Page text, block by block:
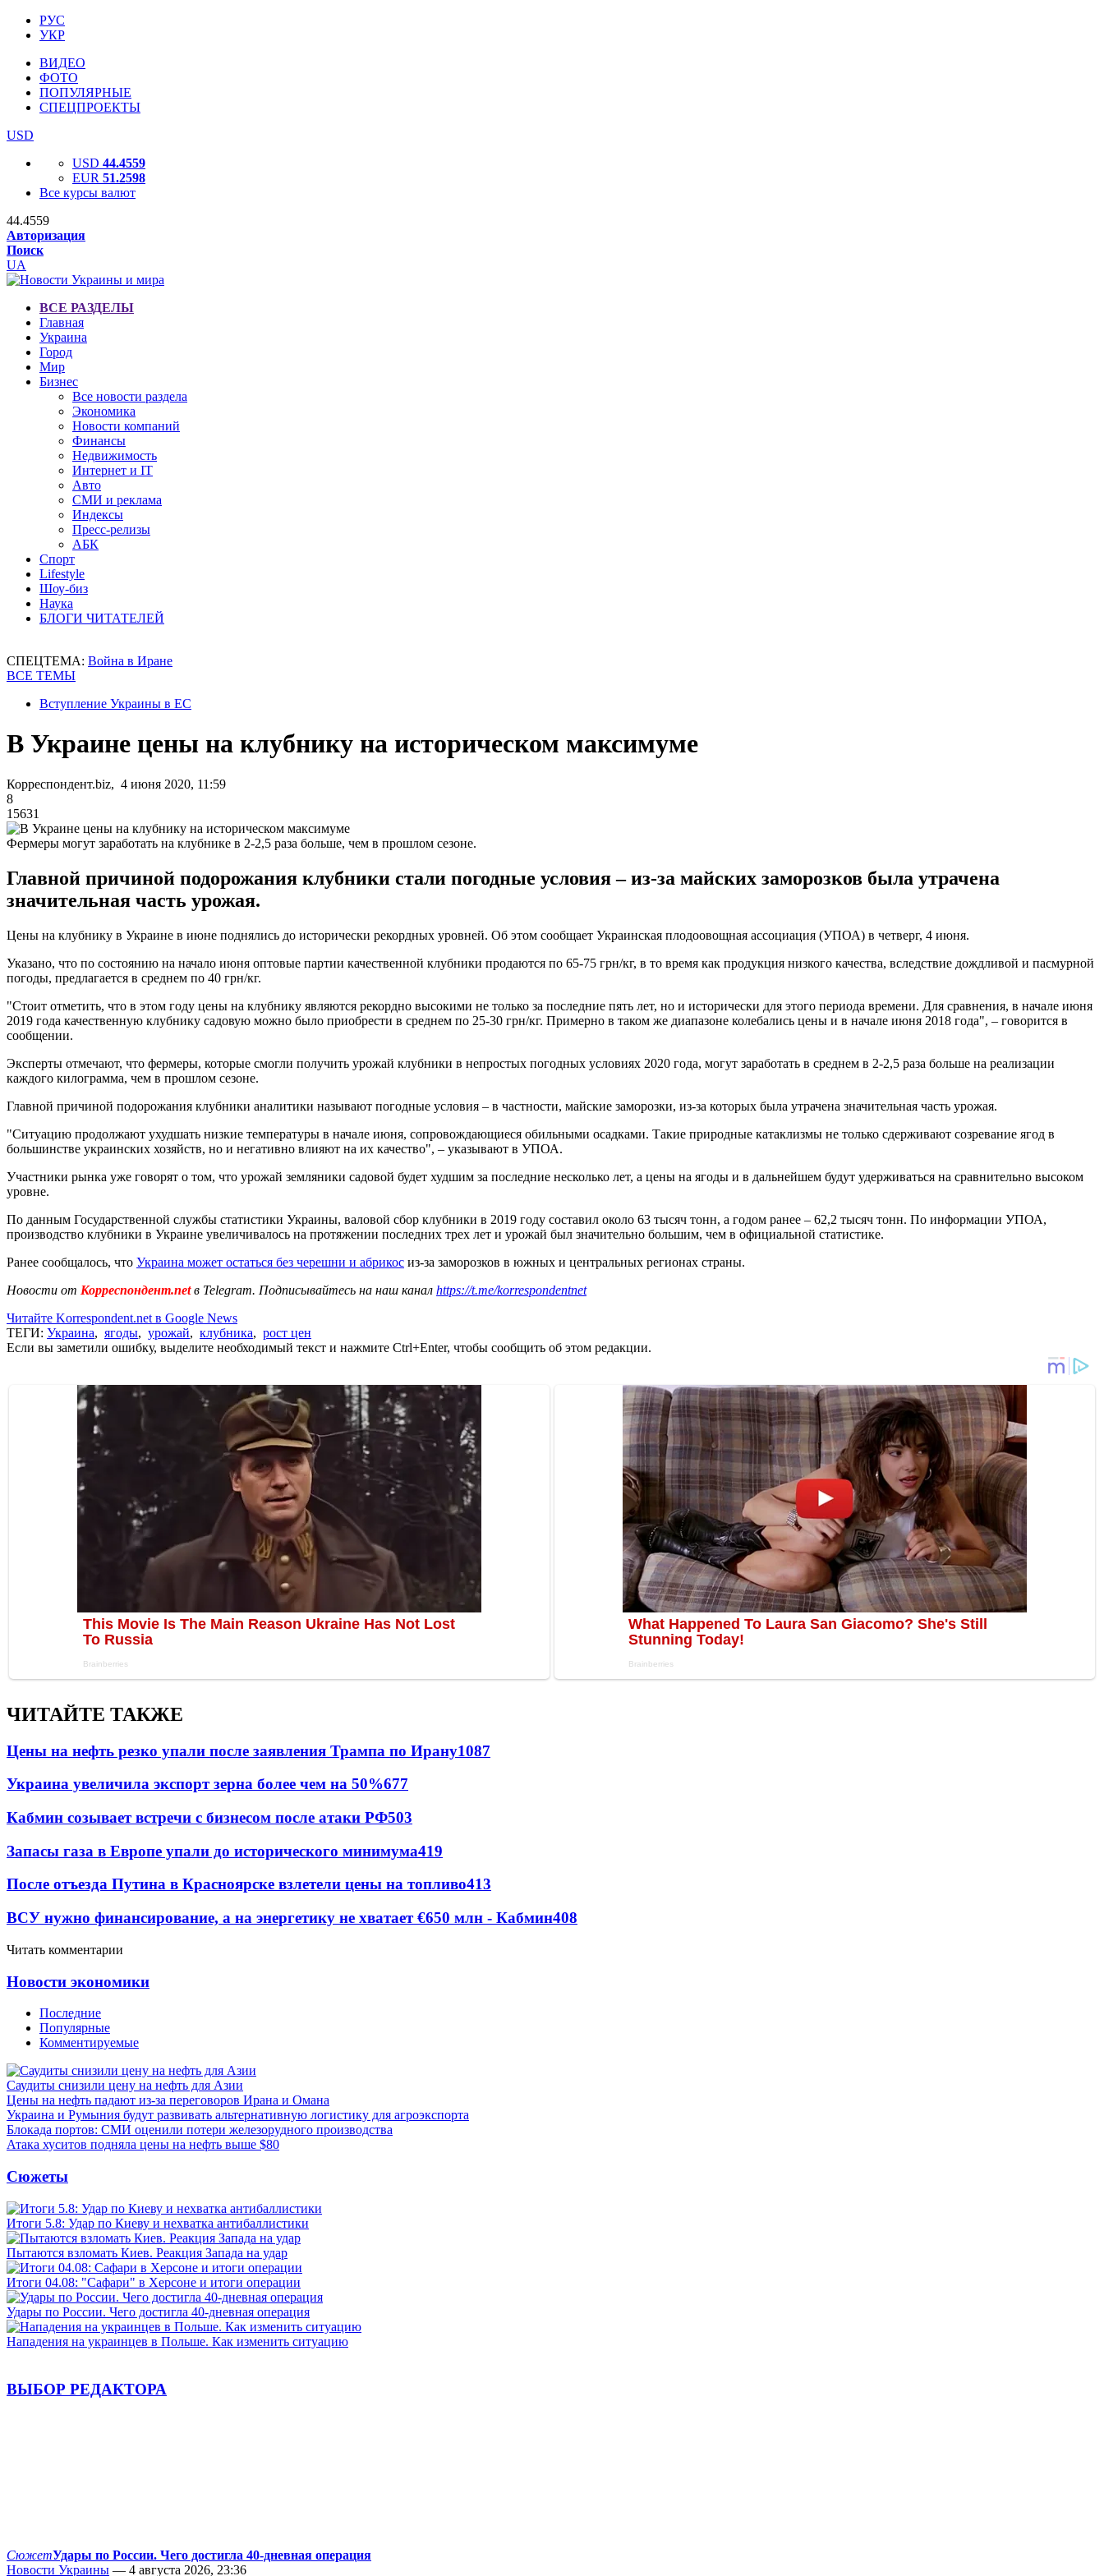
РУС
УКР
ВИДЕО
ФОТО
ПОПУЛЯРНЫЕ
СПЕЦПРОЕКТЫ
USD
USD 44.4559
EUR 51.2598
Все курсы валют
44.4559
Авторизация
Поиск
UA
ВСЕ РАЗДЕЛЫ
Главная
Украина
Город
Мир
Бизнес
Все новости раздела
Экономика
Новости компаний
Финансы
Недвижимость
Интернет и IT
Авто
СМИ и реклама
Индексы
Пресс-релизы
АБК
Спорт
Lifestyle
Шоу-биз
Наука
БЛОГИ ЧИТАТЕЛЕЙ
СПЕЦТЕМА: Война в Иране
ВСЕ ТЕМЫ
Вступление Украины в ЕС
В Украине цены на клубнику на историческом максимуме
Корреспондент.biz, 4 июня 2020, 11:59
8
15631
Фермеры могут заработать на клубнике в 2-2,5 раза больше, чем в прошлом сезоне.
Главной причиной подорожания клубники стали погодные условия – из-за майских заморозков была утрачена
значительная часть урожая.
Цены на клубнику в Украине в июне поднялись до исторически рекордных уровней. Об этом сообщает Украинская плодоовощная ассоциация (УПОА) в четверг, 4 июня.
Указано, что по состоянию на начало июня оптовые партии качественной клубники продаются по 65-75 грн/кг, в то время как продукция низкого качества, вследствие дождливой и пасмурной
погоды, предлагается в среднем по 40 грн/кг.
"Стоит отметить, что в этом году цены на клубнику являются рекордно высокими не только за последние пять лет, но и исторически для этого периода времени. Для сравнения, в начале июня
2019 года качественную клубнику садовую можно было приобрести в среднем по 25-30 грн/кг. Примерно в таком же диапазоне колебались цены и в начале июня 2018 года", – говорится в
сообщении.
Эксперты отмечают, что фермеры, которые смогли получить урожай клубники в непростых погодных условиях 2020 года, могут заработать в среднем в 2-2,5 раза больше на реализации
каждого килограмма, чем в прошлом сезоне.
Главной причиной подорожания клубники аналитики называют погодные условия – в частности, майские заморозки, из-за которых была утрачена значительная часть урожая.
"Ситуацию продолжают ухудшать низкие температуры в начале июня, сопровождающиеся обильными осадками. Такие природные катаклизмы не только сдерживают созревание ягод в
большинстве украинских хозяйств, но и негативно влияют на их качество", – указывают в УПОА.
Участники рынка уже говорят о том, что урожай земляники садовой будет худшим за последние несколько лет, а цены на ягоды и в дальнейшем будут удерживаться на сравнительно высоком
уровне.
По данным Государственной службы статистики Украины, валовой сбор клубники в 2019 году составил около 63 тысяч тонн, а годом ранее – 62,2 тысяч тонн. По информации УПОА,
производство клубники в Украине увеличивалось на протяжении последних трех лет и урожай был значительно большим, чем в официальной статистике.
Ранее сообщалось, что Украина может остаться без черешни и абрикос из-за заморозков в южных и центральных регионах страны.
Новости от Корреспондент.netв Telegram. Подписывайтесь на наш канал https://t.me/korrespondentnet
Читайте Korrespondent.net в Google News
ТЕГИ: Украина, ягоды, урожай, клубника, рост цен
Если вы заметили ошибку, выделите необходимый текст и нажмите Ctrl+Enter, чтобы сообщить об этом редакции.
ЧИТАЙТЕ ТАКЖЕ
Цены на нефть резко упали после заявления Трампа по Ирану1087
Украина увеличила экспорт зерна более чем на 50%677
Кабмин созывает встречи с бизнесом после атаки РФ503
Запасы газа в Европе упали до исторического минимума419
После отъезда Путина в Красноярске взлетели цены на топливо413
ВСУ нужно финансирование, а на энергетику не хватает €650 млн - Кабмин408
Читать комментарии
Новости экономики
Последние
Популярные
Комментируемые
Саудиты снизили цену на нефть для Азии
Цены на нефть падают из-за переговоров Ирана и Омана
Украина и Румыния будут развивать альтернативную логистику для агроэкспорта
Блокада портов: СМИ оценили потери железорудного производства
Атака хуситов подняла цены на нефть выше $80
Сюжеты
Итоги 5.8: Удар по Киеву и нехватка антибаллистики
Пытаются взломать Киев. Реакция Запада на удар
Итоги 04.08: "Сафари" в Херсоне и итоги операции
Удары по России. Чего достигла 40-дневная операция
Нападения на украинцев в Польше. Как изменить ситуацию
ВЫБОР РЕДАКТОРА
СюжетУдары по России. Чего достигла 40-дневная операция
Новости Украины — 4 августа 2026, 23:36